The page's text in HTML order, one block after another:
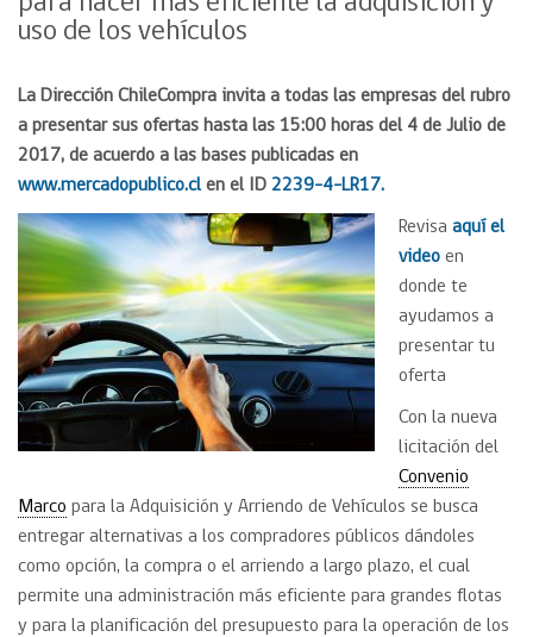
uso de los vehículos
La Dirección ChileCompra invita a todas las empresas del rubro
a presentar sus ofertas hasta las 15:00 horas del 4 de Julio de
2017, de acuerdo a las bases publicadas en
www.mercadopublico.clen el ID 2239-4-LR17.
Revisa aquí el
video en
donde te
ayudamos a
presentar tu
oferta
Con la nueva
licitación del
Convenio
Marco para la Adquisición y Arriendo de Vehículos se busca
entregar alternativas a los compradores públicos dándoles
como opción, la compra o el arriendo a largo plazo, el cual
permite una administración más eficiente para grandes flotas
y para la planificación del presupuesto para la operación de los